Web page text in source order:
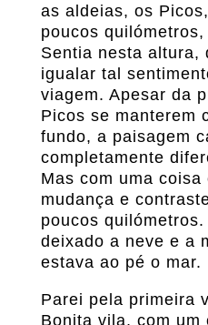
as aldeias, os
poucos
Sentia nesta altura,
igualar tal
viagem. Apesar da
Picos se manterem
fundo, a paisagem
completamente
Mas com uma coisa
mudança e
poucos
deixado a neve e a
estava ao pé o mar.
Parei pela primeira
Bonita vila, com um